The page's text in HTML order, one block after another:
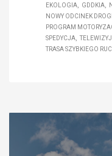
EKOLOGIA
GDDKIA
NOWY ODCINEK
PROGRAM
SPEDYCJA
TRASA SZYBKIEGO